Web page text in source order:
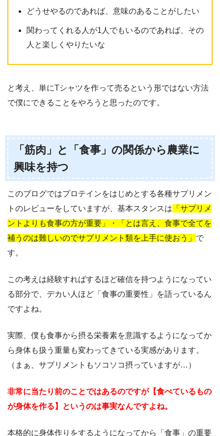
どうせやるのであれば、意味のあることがしたい
関わってくれる人が1人でもいるのであれば、その
人と楽しくやりたいな
と考え、単にTシャツを作って売るという形ではない方法
で僕にできることをやろうと思ったのです。
「筋肉」と「食事」の関係から農業に
興味を持つ
このブログではプロテインをはじめとする各種サプリメン
トのレビューをしていますが、基本スタンスは 「サプリメ
ントよりも食事の方が重要」・「とは言え、食事で全てを
補うのは難しいのでサプリメント類を上手に使おう」 で
す。
この考えは経験すればするほど確信を持つようになってい
る部分で、デカい人ほど「食事の重要性」を語っているん
ですよね。
実際、僕も食事から摂る栄養素を意識するようになってか
ら身体も扱う重量も変わってきている実感があります。
（まぁ、サプリメントもソコソコ摂っていますが…）
非常に当たり前のことではあるのですが【食べているもの
が身体を作る】というのは事実なんですよね。
本格的に身体作りをするようになってから「食事」の重要